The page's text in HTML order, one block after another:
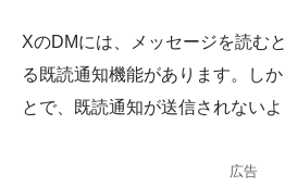
XのDMには、メッセージを読む
る既読通知機能があります。し
とで、既読通知が送信されないよ
広告